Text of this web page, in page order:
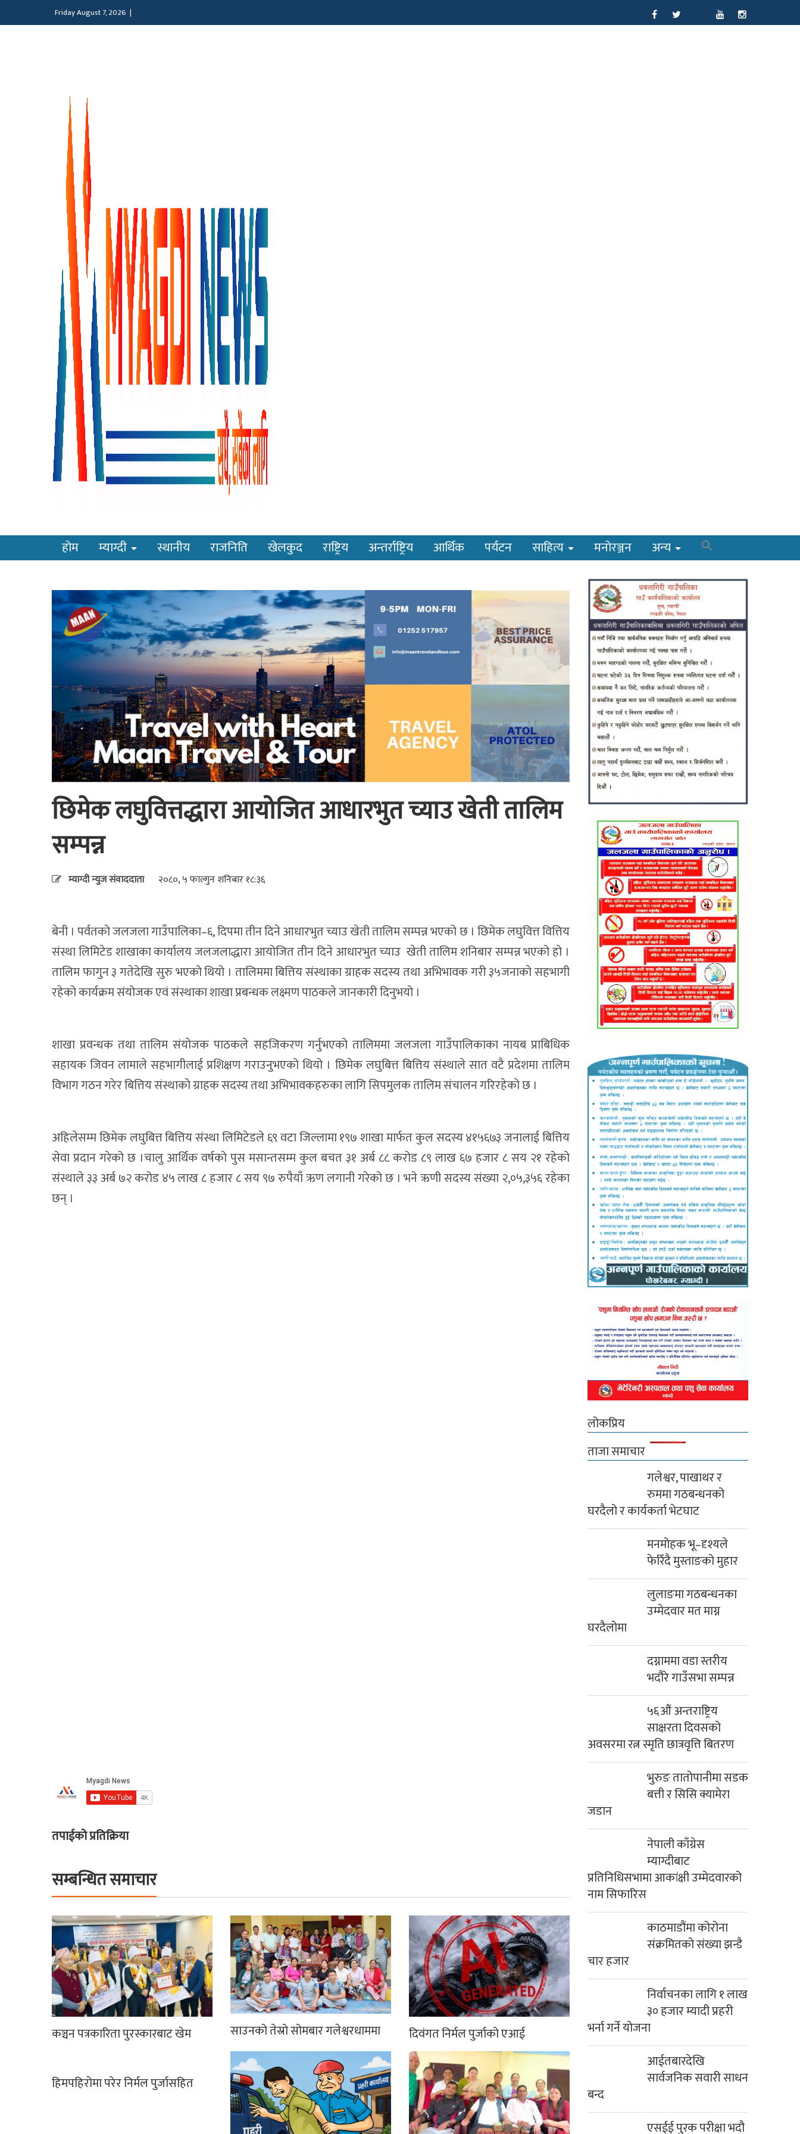
Friday August 7, 2026 |
होम म्याग्दी स्थानीय राजनिति खेलकुद राष्ट्रिय अन्तर्राष्ट्रिय आर्थिक पर्यटन साहित्य मनोरञ्जन अन्य
छिमेक लघुवित्तद्धारा आयोजित आधारभुत च्याउ खेती तालिम
सम्पन्न
म्याग्दी न्युज संवाददाता २०८०, ५ फाल्गुन शनिबार १८:३६
बेनी । पर्वतको जलजला गाउँपालिका–६, दिपमा तीन दिने आधारभुत च्याउ खेती तालिम सम्पन्न भएको छ । छिमेक लघुवित्त वित्तिय
संस्था लिमिटेड शाखाका कार्यालय जलजलाद्धारा आयोजित तीन दिने आधारभुत च्याउ खेती तालिम शनिबार सम्पन्न भएको हो ।
तालिम फागुन ३ गतेदेखि सुरु भएको थियो । तालिममा बित्तिय संस्थाका ग्राहक सदस्य तथा अभिभावक गरी ३५जनाको सहभागी
रहेको कार्यक्रम संयोजक एवं संस्थाका शाखा प्रबन्धक लक्ष्मण पाठकले जानकारी दिनुभयो ।
शाखा प्रवन्धक तथा तालिम संयोजक पाठकले सहजिकरण गर्नुभएको तालिममा जलजला गाउँपालिकाका नायब प्राबिधिक
सहायक जिवन लामाले सहभागीलाई प्रशिक्षण गराउनुभएको थियो । छिमेक लघुबित्त बित्तिय संस्थाले सात वटै प्रदेशमा तालिम
विभाग गठन गरेर बित्तिय संस्थाको ग्राहक सदस्य तथा अभिभावकहरुका लागि सिपमुलक तालिम संचालन गरिरहेको छ ।
अहिलेसम्म छिमेक लघुबित्त बित्तिय संस्था लिमिटेडले ६९ वटा जिल्लामा १९७ शाखा मार्फत कुल सदस्य ४१५६७३ जनालाई बित्तिय
सेवा प्रदान गरेको छ ।चालु आर्थिक वर्षको पुस मसान्तसम्म कुल बचत ३१ अर्ब ८८ करोड ८९ लाख ६७ हजार ८ सय २१ रहेको
संस्थाले ३३ अर्ब ७२ करोड ४५ लाख ८ हजार ८ सय ९७ रुपैयाँ ऋण लगानी गरेको छ । भने ऋणी सदस्य संख्या २,०५,३५६ रहेका
छन् ।
तपाईको प्रतिक्रिया
सम्बन्धित समाचार
कञ्चन पत्रकारिता पुरस्कारबाट खेम साउनको तेस्रो सोमबार गलेश्वरधाममा दिवंगत निर्मल पुर्जाको एआई
हिमपहिरोमा परेर निर्मल पुर्जासहित
लोकप्रिय
ताजा समाचार
गलेश्वर, पाखाथर र
रुममा गठबन्धनको
घरदैलो र कार्यकर्ता भेटघाट
मनमोहक भू–दृश्यले
फेरिँदै मुस्ताङको मुहार
लुलाङमा गठबन्धनका
उम्मेदवार मत माग्न
घरदैलोमा
दग्नाममा वडा स्तरीय
भदौरे गाउँसभा सम्पन्न
५६औं अन्तराष्ट्रिय
साक्षरता दिवसको
अवसरमा रत्न स्मृति छात्रवृत्ति बितरण
भुरुङ तातोपानीमा सडक
बत्ती र सिसि क्यामेरा
जडान
नेपाली काँग्रेस
म्याग्दीबाट
प्रतिनिधिसभामा आकांक्षी उम्मेदवारको
नाम सिफारिस
काठमाडौंमा कोरोना
संक्रमितको संख्या झन्डै
चार हजार
निर्वाचनका लागि १ लाख
३० हजार म्यादी प्रहरी
भर्ना गर्ने योजना
आईतबारदेखि
सार्वजनिक सवारी साधन
बन्द
एसईई पुरक परीक्षा भदौ